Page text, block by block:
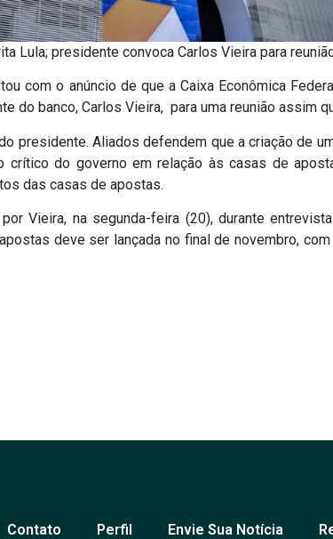
Lula; presidente convoca Carlos Vieira para
com o anúncio de que a Caixa Econômica
do banco, Carlos Vieira, para uma reunião assim
presidente. Aliados defendem que a criação de
crítico do governo em relação às casas de
das casas de apostas.
Vieira, na segunda-feira (20), durante
deve ser lançada no final de novembro,
Contato Perfil Envie Sua Notícia